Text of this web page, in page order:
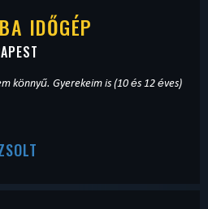
IDŐGÉP
könnyű. Gyerekeim is (10 és 12 éves)